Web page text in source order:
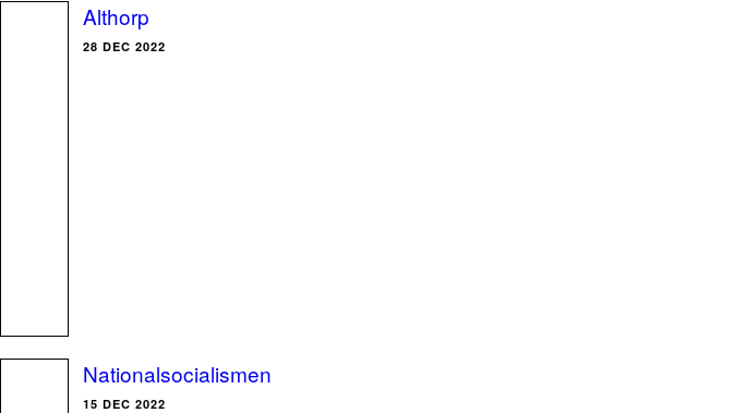
Althorp
28 DEC 2022
Nationalsocialismen
15 DEC 2022